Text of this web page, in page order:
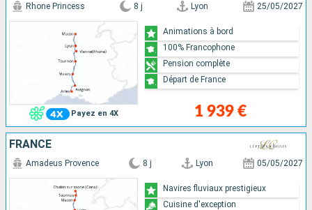
Payez en 4X
Rhone Princess 8 j Lyon 25/05/2027
1 939 €
Animations à bord
100% Francophone
Pension complète
Départ de France
FRANCE
Amadeus Provence 8 j Lyon 05/05/2027
Navires fluviaux prestigieux
Cuisine d'exception